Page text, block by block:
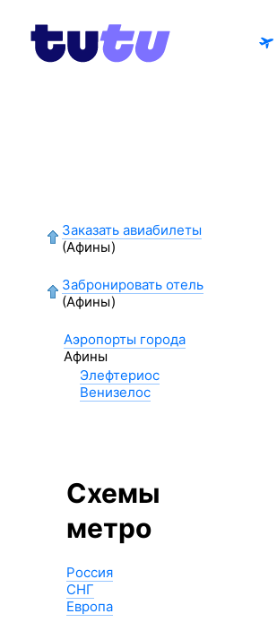
Заказать авиабилеты
(Афины)
Забронировать отель
(Афины)
Аэропорты города
Афины
Элефтериос
Венизелос
Схемы
метро
Россия
СНГ
Европа